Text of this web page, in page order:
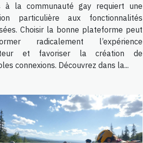
à la communauté gay requiert une
particulière aux fonctionnalités
Choisir la bonne plateforme peut
radicalement l’expérience
et favoriser la création de
connexions. Découvrez dans la...